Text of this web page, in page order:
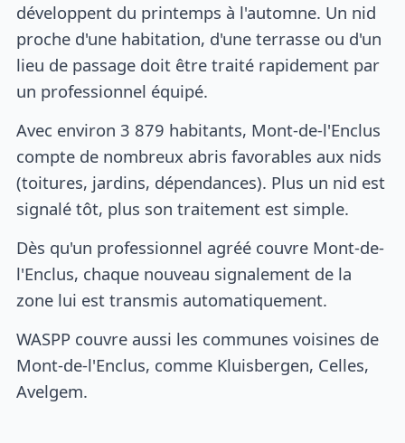
développent du printemps à l'automne. Un nid
proche d'une habitation, d'une terrasse ou d'un
lieu de passage doit être traité rapidement par
un professionnel équipé.
Avec environ 3 879 habitants, Mont-de-l'Enclus
compte de nombreux abris favorables aux nids
(toitures, jardins, dépendances). Plus un nid est
signalé tôt, plus son traitement est simple.
Dès qu'un professionnel agréé couvre Mont-de-
l'Enclus, chaque nouveau signalement de la
zone lui est transmis automatiquement.
WASPP couvre aussi les communes voisines de
Mont-de-l'Enclus, comme Kluisbergen, Celles,
Avelgem.